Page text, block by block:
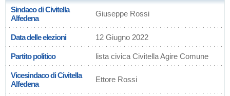
Sindaco di Civitella
Alfedena
Giuseppe Rossi
Data delle elezioni 12 Giugno 2022
Partito politico lista civica Civitella Agire Comune
Vicesindaco di Civitella
Alfedena
Ettore Rossi